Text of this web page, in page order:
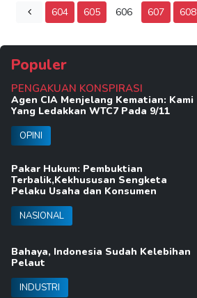
604 605 606 607 608
Populer
PENGAKUAN KONSPIRASI
Agen CIA Menjelang Kematian: Kami
Yang Ledakkan WTC7 Pada 9/11
OPINI
Pakar Hukum: Pembuktian
Terbalik,Kekhususan Sengketa
Pelaku Usaha dan Konsumen
NASIONAL
Bahaya, Indonesia Sudah Kelebihan
Pelaut
INDUSTRI